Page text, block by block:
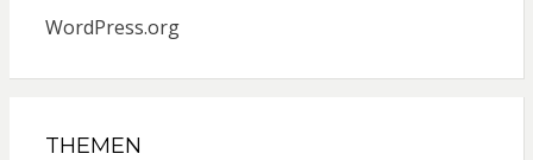
WordPress.org
THEMEN